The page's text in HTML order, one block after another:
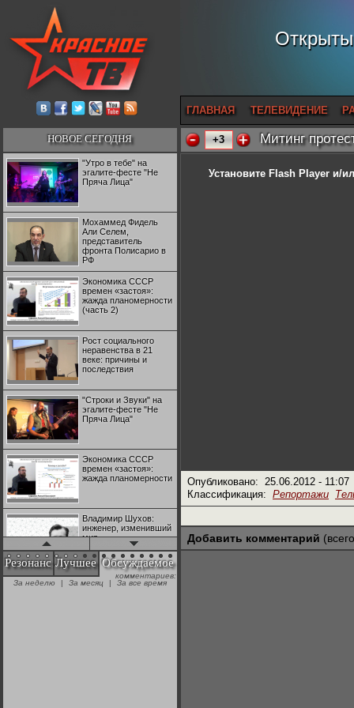
ГЛАВНАЯ ТЕЛЕВИДЕНИЕ
НОВОЕ СЕГОДНЯ
"Утро в тебе" на
эгалите-фесте "Не
Пряча Лица"
Мохаммед Фидель
Али Селем,
представитель
фронта Полисарио в
РФ
Экономика СССР
времен «застоя»:
жажда планомерности
(часть 2)
Рост социального
неравенства в 21
веке: причины и
последствия
"Строки и Звуки" на
эгалите-фесте "Не
Пряча Лица"
Экономика СССР
времен «застоя»:
жажда планомерности
Владимир Шухов:
инженер, изменивший
мир
"Аркадий Коц" на
эгалите-фесте "Не
Резонанс Лучшее Обсуждаемое
комментариев:
За неделю
| За месяц | За все время
+3 Митинг
Установите Flash Player и/
Опубликовано: 25.06.2012 - 11:07
Классификация: Репортажи
Добавить комментарий